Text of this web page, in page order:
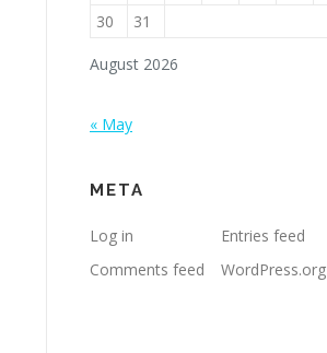
August 2026
30
31
« May
META
Log in
Entries feed
Comments feed
WordPress.org